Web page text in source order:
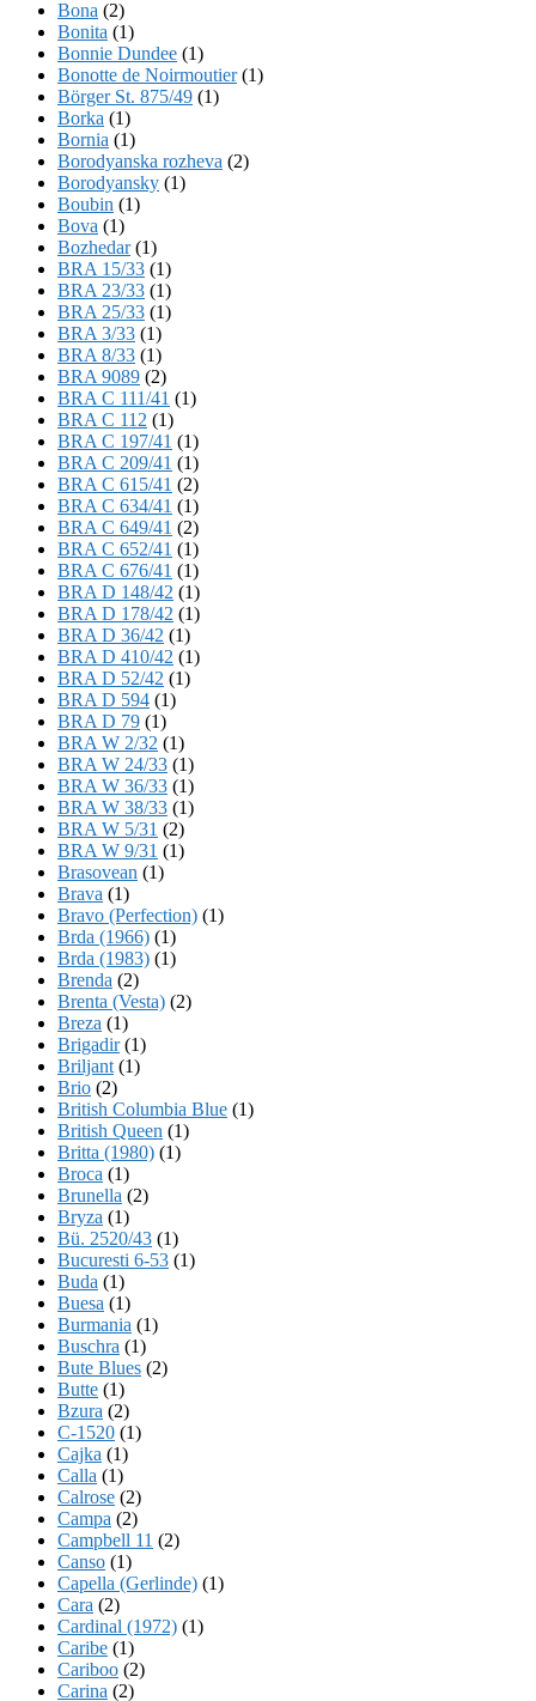
Bona (2)
Bonita (1)
Bonnie Dundee (1)
Bonotte de Noirmoutier(1)
Börger St. 875/49 (1)
Borka (1)
Bornia (1)
Borodyanska rozheva (2)
Borodyansky (1)
Boubin (1)
Bova (1)
Bozhedar(1)
BRA 15/33 (1)
BRA 23/33 (1)
BRA 25/33 (1)
BRA 3/33 (1)
BRA 8/33 (1)
BRA 9089 (2)
BRA C 111/41 (1)
BRA C 112 (1)
BRA C 197/41 (1)
BRA C 209/41 (1)
BRA C 615/41 (2)
BRA C 634/41 (1)
BRA C 649/41 (2)
BRA C 652/41 (1)
BRA C 676/41 (1)
BRA D 148/42 (1)
BRA D 178/42 (1)
BRA D 36/42 (1)
BRA D 410/42 (1)
BRA D 52/42 (1)
BRA D 594 (1)
BRA D 79 (1)
BRA W 2/32 (1)
BRA W 24/33 (1)
BRA W 36/33 (1)
BRA W 38/33 (1)
BRA W 5/31 (2)
BRA W 9/31 (1)
Brasovean (1)
Brava (1)
Bravo (Perfection) (1)
Brda (1966) (1)
Brda (1983) (1)
Brenda (2)
Brenta (Vesta) (2)
Breza (1)
Brigadir(1)
Briljant (1)
Brio (2)
British Columbia Blue (1)
British Queen (1)
Britta (1980) (1)
Broca (1)
Brunella (2)
Bryza (1)
Bü. 2520/43 (1)
Bucuresti 6-53 (1)
Buda (1)
Buesa (1)
Burmania (1)
Buschra (1)
Bute Blues (2)
Butte (1)
Bzura (2)
C-1520 (1)
Cajka (1)
Calla (1)
Calrose (2)
Campa (2)
Campbell 11 (2)
Canso (1)
Capella (Gerlinde) (1)
Cara (2)
Cardinal (1972) (1)
Caribe (1)
Cariboo (2)
Carina (2)